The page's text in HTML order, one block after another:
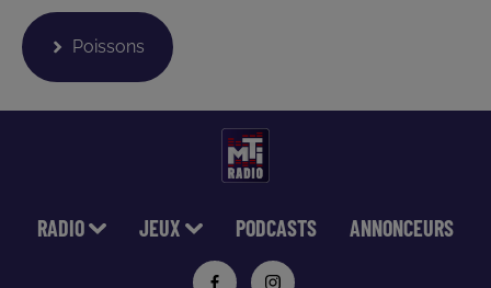
Poissons
RADIO JEUX PODCASTS ANNONCEURS